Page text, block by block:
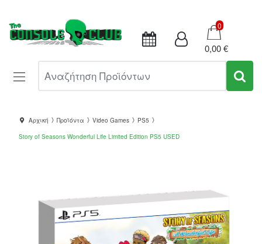
Καλάθι
0
0,00 €
Αρχική Προϊόντα Video Games
PS5
Story of Seasons Wonderful Life Limited Edition PS5 USED